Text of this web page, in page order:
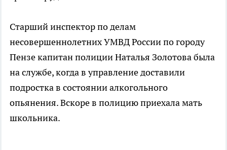
Старший инспектор по делам
несовершеннолетних УМВД России по городу
Пензе капитан полиции Наталья Золотова была
на службе, когда в управление доставили
подростка в состоянии алкогольного
опьянения. Вскоре в полицию приехала мать
школьника.